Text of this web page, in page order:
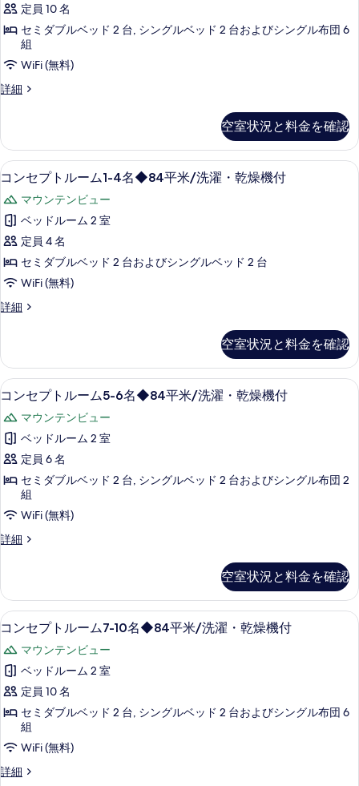
真
を
表
す
濯・
燥
機
す
べ
て
の
写
真
を
示
る
◆84
平
洗
濯・
乾
の
詳
細
テ
ス
7-
10
◆84
平
米/
洗
濯・
乾
燥
機
付
べ
て
の
写
真
を
示
す
定員 10 名
セミダブルベッド 2 台, シングルベッド 2 台およびシングル布団 6
組
WiFi (無料)
詳細
コ
テ
ラ
ス
10
名
◆84
平
米/
洗
濯・
乾
の
詳
細
空室状況と料金を確認
コ
ン
セ
プ
ト
ル
ム
4
名
◆84
平
米/
洗
濯・
燥
機
す
べ
て
の
写
真
表
示
18
コンセプトルーム1-4名◆84平米/洗濯・乾燥機付
マウンテンビュー
ベッドルーム 2 室
定員 4 名
セミダブルベッド 2 台およびシングルベッド 2 台
WiFi (無料)
詳細
コ
ト
ル
ー
1-
4
名
◆84
平
洗
濯・
乾
の
詳
細
空室状況と料金を確認
コ
ン
セ
プ
ト
ー
ム
名
◆84
平
米/
洗
濯・
乾
機
付
18
コンセプトルーム5-6名◆84平米/洗濯・乾燥機付
マウンテンビュー
ベッドルーム 2 室
定員 6 名
セミダブルベッド 2 台, シングルベッド 2 台およびシングル布団 2
組
WiFi (無料)
詳細
コ
ト
ル
ー
5-
6
名
◆84
平
洗
濯・
乾
空室状況と料金を確認
コ
ン
セ
プ
ト
ー
ム
18
コンセプトルーム7-10名◆84平米/洗濯・乾燥機付
マウンテンビュー
ベッドルーム 2 室
定員 10 名
セミダブルベッド 2 台, シングルベッド 2 台およびシングル布団 6
組
WiFi (無料)
詳細
コ